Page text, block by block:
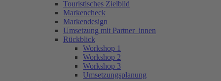
Touristisches Zielbild
Markencheck
Markendesign
Umsetzung mit Partner_innen
Rückblick
Workshop 1
Workshop 2
Workshop 3
Umsetzungsplanung